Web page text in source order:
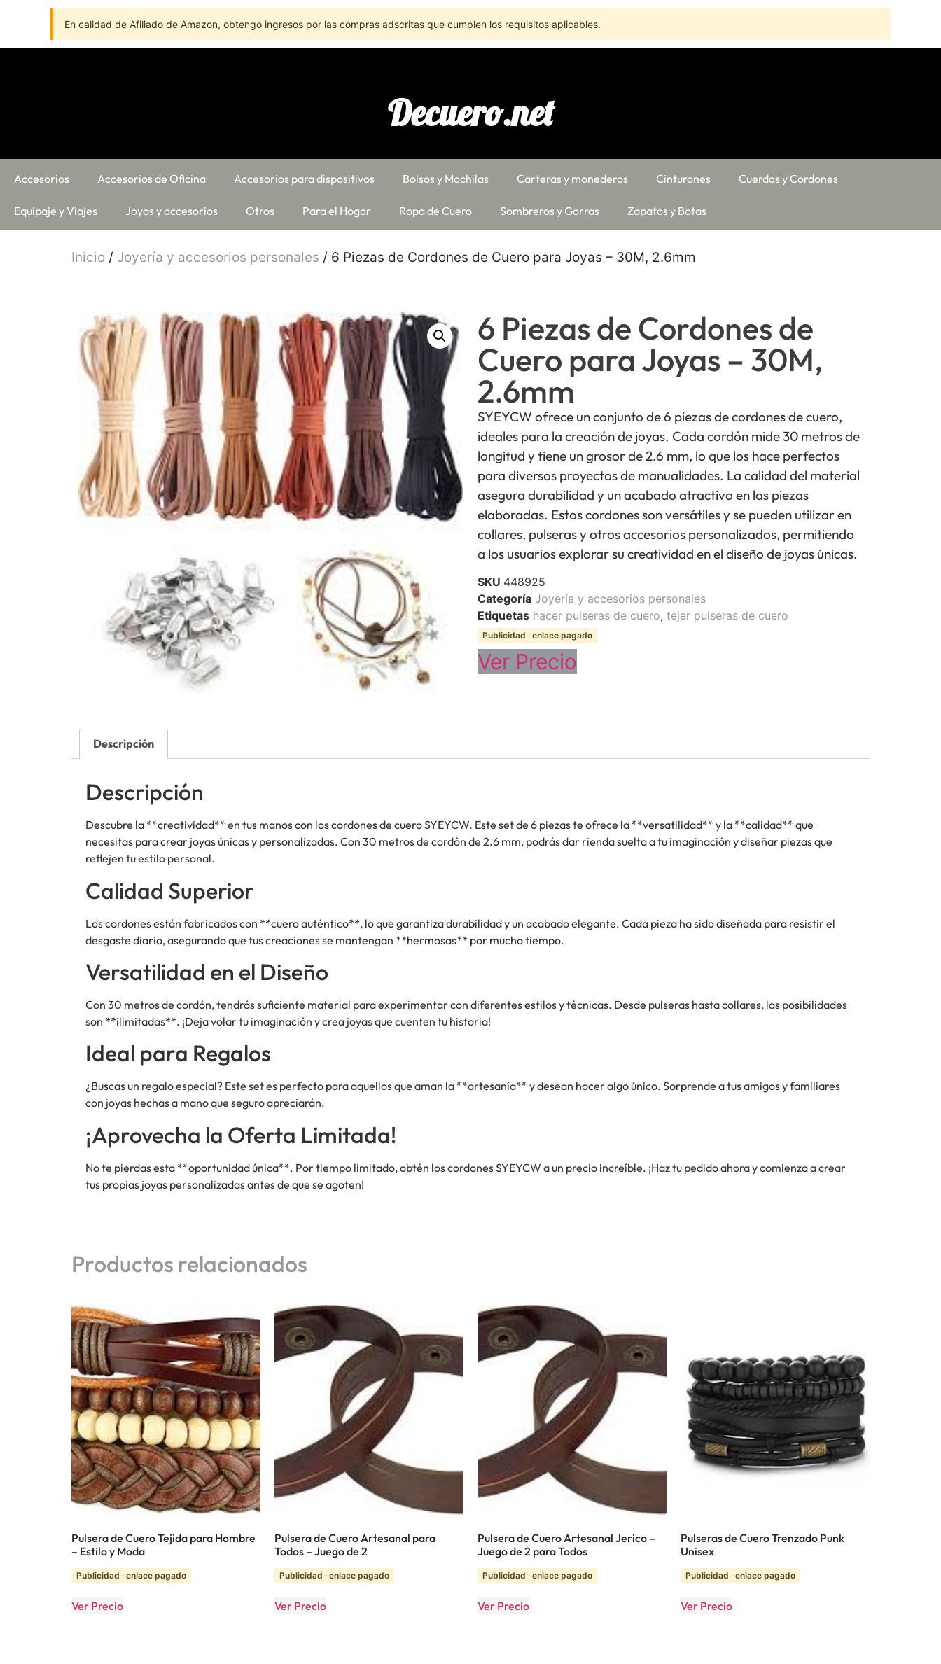
En calidad de Afiliado de Amazon, obtengo ingresos por las compras adscritas que cumplen los requisitos aplicables.
Decuero.net
Accesorios Accesorios de Oficina Accesorios para dispositivos Bolsos y Mochilas Carteras y monederos Cinturones Cuerdas y Cordones
Equipaje y Viajes Joyas y accesorios Otros Para el Hogar Ropa de Cuero Sombreros y Gorras Zapatos y Botas
Inicio / Joyería y accesorios personales / 6 Piezas de Cordones de Cuero para Joyas – 30M, 2.6mm
6 Piezas de Cordones de
Cuero para Joyas – 30M,
2.6mm
SYEYCW ofrece un conjunto de 6 piezas de cordones de cuero,
ideales para la creación de joyas. Cada cordón mide 30 metros de
longitud y tiene un grosor de 2.6 mm, lo que los hace perfectos
para diversos proyectos de manualidades. La calidad del material
asegura durabilidad y un acabado atractivo en las piezas
elaboradas. Estos cordones son versátiles y se pueden utilizar en
collares, pulseras y otros accesorios personalizados, permitiendo
a los usuarios explorar su creatividad en el diseño de joyas únicas.
SKU 448925
Categoría Joyería y accesorios personales
Etiquetas hacer pulseras de cuero, tejer pulseras de cuero
Publicidad · enlace pagado
Ver Precio
Descripción
Descripción
Descubre la **creatividad** en tus manos con los cordones de cuero SYEYCW. Este set de 6 piezas te ofrece la **versatilidad** y la **calidad** que
necesitas para crear joyas únicas y personalizadas. Con 30 metros de cordón de 2.6 mm, podrás dar rienda suelta a tu imaginación y diseñar piezas que
reflejen tu estilo personal.
Calidad Superior
Los cordones están fabricados con **cuero auténtico**, lo que garantiza durabilidad y un acabado elegante. Cada pieza ha sido diseñada para resistir el
desgaste diario, asegurando que tus creaciones se mantengan **hermosas** por mucho tiempo.
Versatilidad en el Diseño
Con 30 metros de cordón, tendrás suficiente material para experimentar con diferentes estilos y técnicas. Desde pulseras hasta collares, las posibilidades
son **ilimitadas**. ¡Deja volar tu imaginación y crea joyas que cuenten tu historia!
Ideal para Regalos
¿Buscas un regalo especial? Este set es perfecto para aquellos que aman la **artesanía** y desean hacer algo único. Sorprende a tus amigos y familiares
con joyas hechas a mano que seguro apreciarán.
¡Aprovecha la Oferta Limitada!
No te pierdas esta **oportunidad única**. Por tiempo limitado, obtén los cordones SYEYCW a un precio increíble. ¡Haz tu pedido ahora y comienza a crear
tus propias joyas personalizadas antes de que se agoten!
Productos relacionados
Pulsera de Cuero Tejida para Hombre
– Estilo y Moda
Publicidad · enlace pagado
Ver Precio
Pulsera de Cuero Artesanal para
Todos – Juego de 2
Publicidad · enlace pagado
Ver Precio
Pulsera de Cuero Artesanal Jerico –
Juego de 2 para Todos
Publicidad · enlace pagado
Ver Precio
Pulseras de Cuero Trenzado Punk
Unisex
Publicidad · enlace pagado
Ver Precio